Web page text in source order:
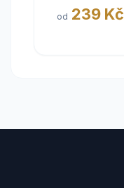
od 239 Kč